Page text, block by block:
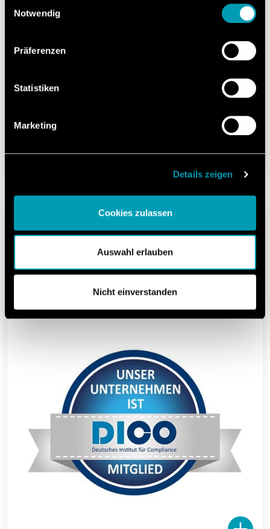
Betroffenenrechte, keine Rechtsmittel, Kontrollverlust.
Einwilligung mit Wirkung für die Zukunft widerrufen. Mehr
Datenschutzerklärung.
Notwendig
Präferenzen
Statistiken
Marketing
Details zeigen
Cookies zulassen
Auswahl erlauben
Nicht einverstanden
verbessern.
Details anzeigen
DICO (Deutsches Institut für
Compliance e.V.).
Grundsätze guter Unternehmensführung zu
gestalten.